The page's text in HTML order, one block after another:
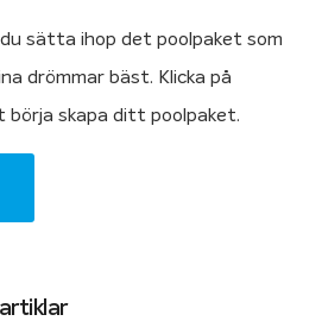
sätta ihop det poolpaket som
drömmar bäst. Klicka på
börja skapa ditt poolpaket.